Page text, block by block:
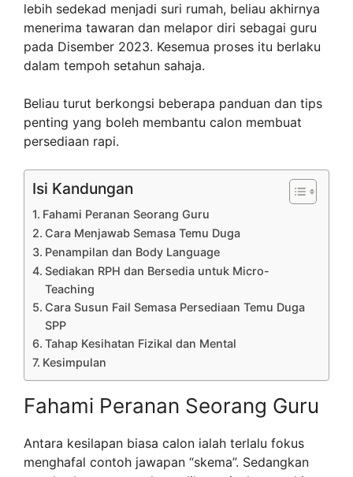
lebih sedekad menjadi suri rumah, beliau akhirnya
menerima tawaran dan melapor diri sebagai guru
pada Disember 2023. Kesemua proses itu berlaku
dalam tempoh setahun sahaja.
Beliau turut berkongsi beberapa panduan dan tips
penting yang boleh membantu calon membuat
persediaan rapi.
Isi Kandungan
Fahami Peranan Seorang Guru
Cara Menjawab Semasa Temu Duga
Penampilan dan Body Language
Sediakan RPH dan Bersedia untuk Micro-
Teaching
Cara Susun Fail Semasa Persediaan Temu Duga
SPP
Tahap Kesihatan Fizikal dan Mental
Kesimpulan
Fahami Peranan Seorang Guru
Antara kesilapan biasa calon ialah terlalu fokus
menghafal contoh jawapan “skema”. Sedangkan